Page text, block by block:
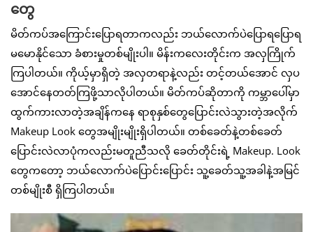
တွေ
မိတ်ကပ်အကြောင်းပြောရတာကလည်း ဘယ်လောက်ပဲပြောရပြောရ
မမောနိုင်သော ခံစားမှုတစ်မျိုးပါ။ မိန်းကလေးတိုင်းက အလှကြိုက်
ကြပါတယ်။ ကိုယ့်မှာရှိတဲ့ အလှတရာနဲ့လည်း တင့်တယ်အောင် လှပ
အောင်နေတတ်ကြဖို့သာလိုပါတယ်။ မိတ်ကပ်ဆိုတာကို ကမ္ဘာပေါ်မှာ
ထွက်ကားလာတဲ့အချိန်ကနေ ရာစုနှစ်တွေပြောင်းလဲသွားတဲ့အလိုက်
Makeup Look တွေအမျိုးမျိုးရှိပါတယ်။ တစ်ခေတ်နဲ့တစ်ခေတ်
ပြောင်းလဲလာပုံကလည်းမတူညီသလို ခေတ်တိုင်းရဲ့ Makeup. Look
တွေကတော့ ဘယ်လောက်ပဲပြောင်းပြောင်း သူ့ခေတ်သူ့အခါနဲ့အမြင်
တစ်မျိုးစီ ရှိကြပါတယ်။